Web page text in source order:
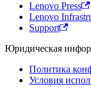
Lenovo Press
Lenovo
Support
Юридическая
Политика
Условия